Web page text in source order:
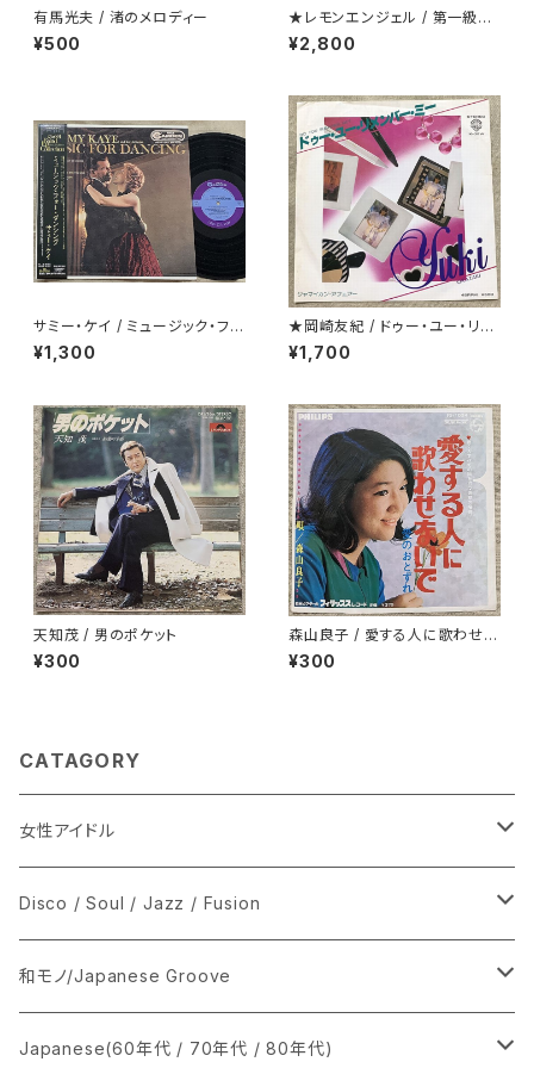
有馬光夫 / 渚のメロディー
¥500
★レモンエンジェル / 第一級恋
愛罪
¥2,800
サミー・ケイ / ミュージック・フォ
ー・ダンシング
¥1,300
★岡崎友紀 / ドゥー・ユー・リメ
ンバー・ミー
¥1,700
天知茂 / 男のポケット
¥300
森山良子 / 愛する人に歌わせな
いで
¥300
CATAGORY
女性アイドル
シングル盤
あ行
か行
LP
CD
Disco / Soul / Jazz / Fusion
シングル盤
A
12インチ・シングル
和モノ/Japanese Groove
シングル盤
Japanese(60年代 / 70年代 / 80年代)